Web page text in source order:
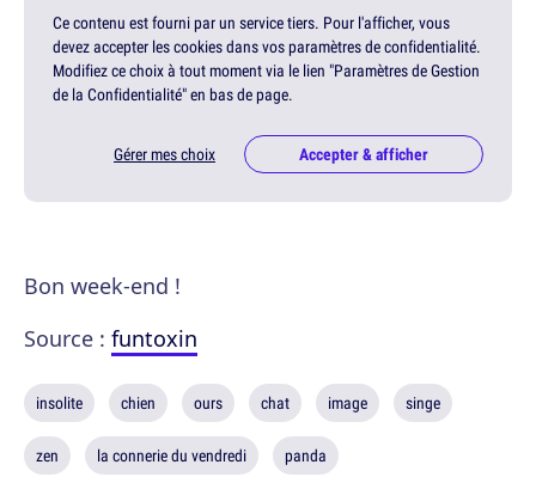
Ce contenu est fourni par un service tiers. Pour l'afficher, vous
devez accepter les cookies dans vos paramètres de confidentialité.
Modifiez ce choix à tout moment via le lien "Paramètres de Gestion
de la Confidentialité" en bas de page.
Gérer mes choix Accepter & afficher
Bon week-end !
Source : funtoxin
insolite chien ours chat image singe
zen la connerie du vendredi panda